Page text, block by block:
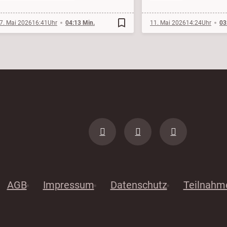
Mai 202616:41 04:13 Min. bookmark_border 11. Mai 202614:24
AGB Impressum Datenschutz